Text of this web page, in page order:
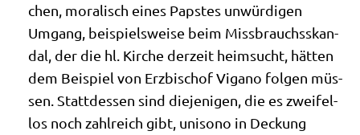
chen, mora­lisch eines Pap­stes unwür­di­gen
Umgang, bei­spiels­wei­se beim Miss­brauchs­skan­
dal, der die hl. Kir­che der­zeit heim­sucht, hät­ten
dem Bei­spiel von Erz­bi­schof Vig­a­no fol­gen müs­
sen. Statt­des­sen sind die­je­ni­gen, die es zwei­fel­
los noch zahl­reich gibt, uni­so­no in Deckung